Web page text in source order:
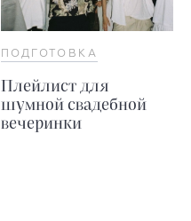
ПОДГОТОВКА
Плейлист для
шумной свадебной
вечеринки